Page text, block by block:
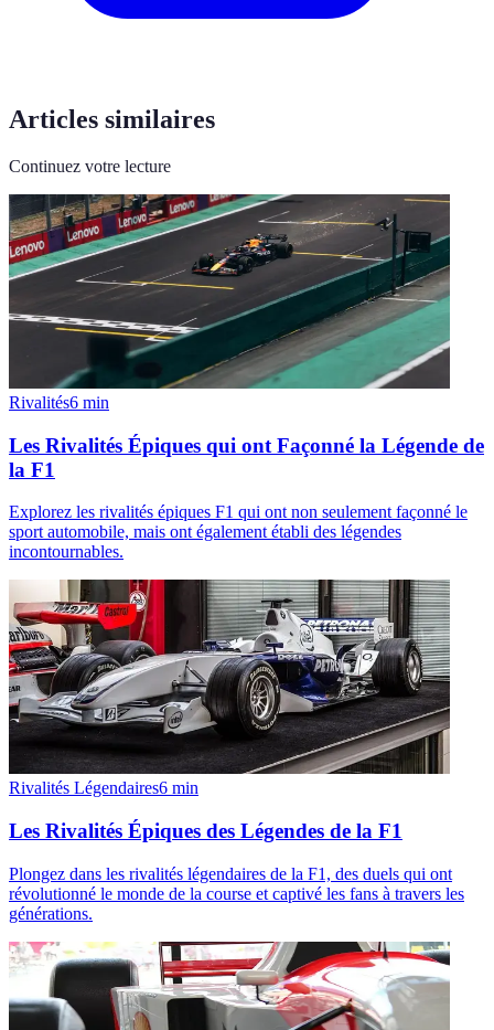
Articles similaires
Continuez votre lecture
Rivalités6 min
Les Rivalités Épiques qui ont Façonné la Légende de
la F1
Explorez les rivalités épiques F1 qui ont non seulement façonné le
sport automobile, mais ont également établi des légendes
incontournables.
Rivalités Légendaires6 min
Les Rivalités Épiques des Légendes de la F1
Plongez dans les rivalités légendaires de la F1, des duels qui ont
révolutionné le monde de la course et captivé les fans à travers les
générations.